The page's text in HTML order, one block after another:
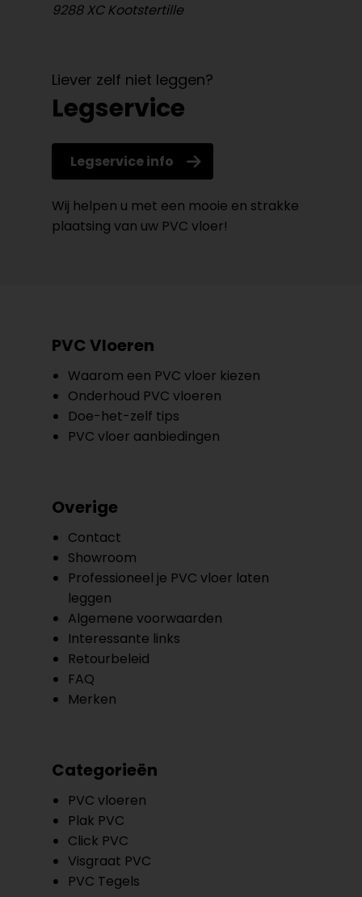
9288 XC Kootstertille
Liever zelf niet leggen?
Legservice
Legservice info
Wij helpen u met een mooie en strakke
plaatsing van uw PVC vloer!
PVC Vloeren
Waarom een PVC vloer kiezen
Onderhoud PVC vloeren
Doe-het-zelf tips
PVC vloer aanbiedingen
Overige
Contact
Showroom
Professioneel je PVC vloer laten
leggen
Algemene voorwaarden
Interessante links
Retourbeleid
FAQ
Merken
Categorieën
PVC vloeren
Plak PVC
Click PVC
Visgraat PVC
PVC Tegels